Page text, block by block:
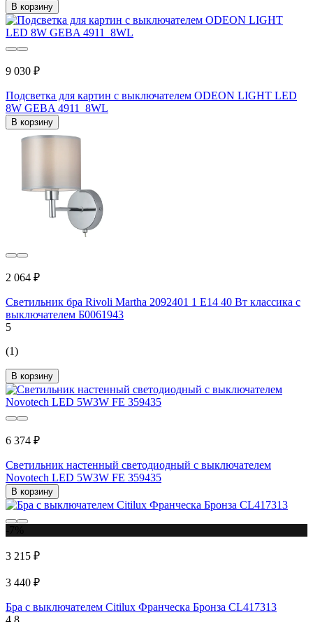
В корзину
9 030 ₽
Подсветка для картин с выключателем ODEON LIGHT LED
8W GEBA 4911_8WL
В корзину
2 064 ₽
Светильник бра Rivoli Martha 2092401 1 Е14 40 Вт классика с
выключателем Б0061943
5
(1)
В корзину
6 374 ₽
Светильник настенный светодиодный с выключателем
Novotech LED 5W3W FE 359435
В корзину
3 215 ₽
3 440 ₽
Бра с выключателем Citilux Франческа Бронза CL417313